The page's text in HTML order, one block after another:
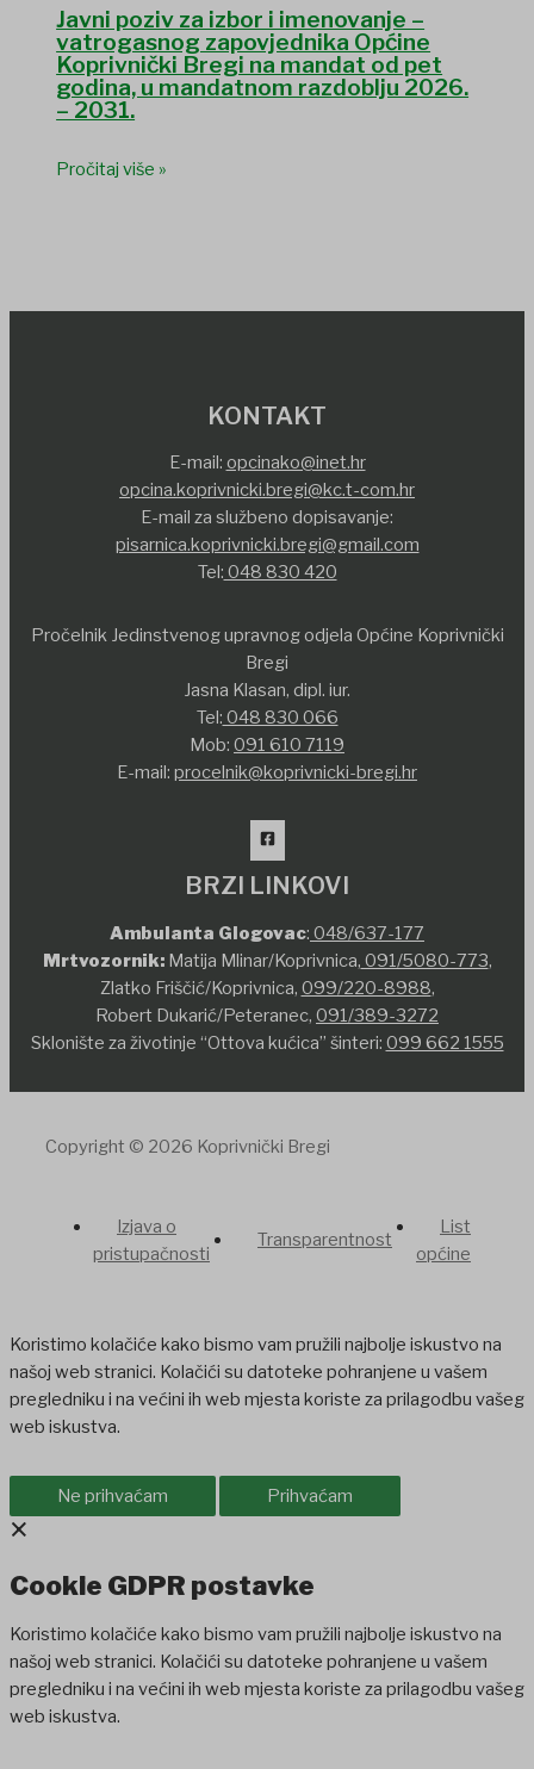
Javni poziv za izbor i imenovanje –
vatrogasnog zapovjednika Općine
Koprivnički Bregi na mandat od pet
godina, u mandatnom razdoblju 2026.
– 2031.
Pročitaj više »
KONTAKT
E-mail: opcinako@inet.hr
opcina.koprivnicki.bregi@kc.t-com.hr
E-mail za službeno dopisavanje:
pisarnica.koprivnicki.bregi@gmail.com
Tel: 048 830 420
Pročelnik Jedinstvenog upravnog odjela Općine Koprivnički
Bregi
Jasna Klasan, dipl. iur.
Tel: 048 830 066
Mob: 091 610 7119
E-mail: procelnik@koprivnicki-bregi.hr
BRZI LINKOVI
Ambulanta Glogovac: 048/637-177
Mrtvozornik:Matija Mlinar/Koprivnica, 091/5080-773,
Zlatko Friščić/Koprivnica, 099/220-8988,
Robert Dukarić/Peteranec, 091/389-3272
Sklonište za životinje “Ottova kućica” šinteri: 099 662 1555
Copyright © 2026 Koprivnički Bregi
Izjava o
pristupačnosti
Transparentnost
List
općine
Koristimo kolačiće kako bismo vam pružili najbolje iskustvo na
našoj web stranici. Kolačići su datoteke pohranjene u vašem
pregledniku i na većini ih web mjesta koriste za prilagodbu vašeg
web iskustva.
Ne prihvaćam Prihvaćam
×
Cookie GDPR postavke
Koristimo kolačiće kako bismo vam pružili najbolje iskustvo na
našoj web stranici. Kolačići su datoteke pohranjene u vašem
pregledniku i na većini ih web mjesta koriste za prilagodbu vašeg
web iskustva.